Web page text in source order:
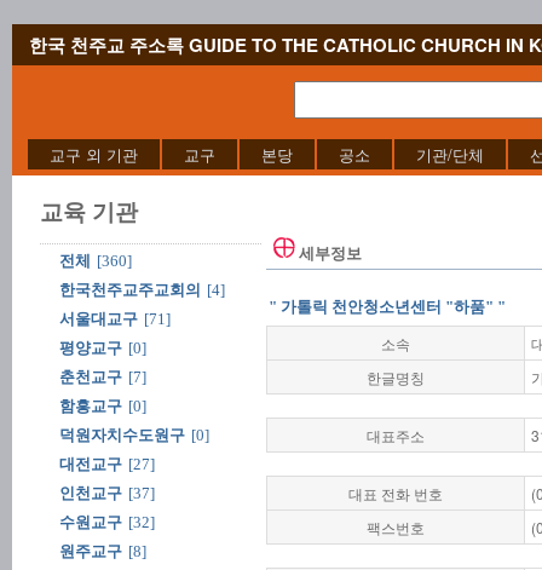
한국 천주교 주소록 GUIDE TO THE CATHOLIC CHURCH IN
교구 외 기관 교구 본당 공소 기관/단체
교육 기관
전체
[360]
한국천주교주교회의 [4]
서울대교구 [71]
평양교구 [0]
춘천교구 [7]
함흥교구 [0]
덕원자치수도원구 [0]
대전교구 [27]
인천교구 [37]
수원교구 [32]
원주교구 [8]
세부정보
" 가톨릭 천안청소년센터 "하품" "
소속
한글명칭
대표주소
대표 전화 번호
팩스번호